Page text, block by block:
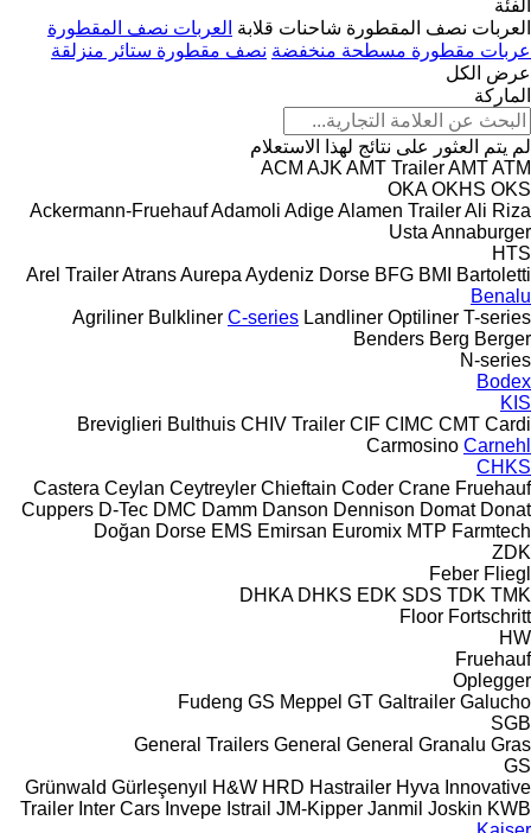
الفئة
العربات نصف المقطورة شاحنات قلابة العربات نصف المقطورة
عربات مقطورة مسطحة منخفضة نصف مقطورة ستائر منزلقة
عرض الكل
الماركة
لم يتم العثور على نتائج لهذا الاستعلام
ACM AJK AMT TrailerAMTATM
OKA OKHS OKS
Ackermann-FruehaufAdamoli AdigeAlamen TrailerAli Riza
Usta Annaburger
HTS
Arel TrailerAtransAurepa Aydeniz Dorse BFG BMI
Bartoletti
Benalu
Agriliner Bulkliner C-series Landliner Optiliner T-series
Benders Berg Berger
N-series
Bodex
KIS
Breviglieri Bulthuis CHIV Trailer CIF CIMC CMT Cardi
Carmosino Carnehl
CHKS
Castera Ceylan Ceytreyler Chieftain Coder Crane Fruehauf
Cuppers D-Tec DMC Damm Danson Dennison Domat Donat
Doğan Dorse EMS Emirsan Euromix MTP Farmtech
ZDK
Feber Fliegl
DHKA DHKS EDK SDS TDK TMK
Floor Fortschritt
HW
Fruehauf
Oplegger
Fudeng GS Meppel GT Galtrailer Galucho
SGB
General Trailers General General Granalu Gras
GS
Grünwald Gürleşenyıl H&W HRD Hastrailer Hyva Innovative
Trailer Inter Cars Invepe Istrail JM-Kipper Janmil Joskin KWB